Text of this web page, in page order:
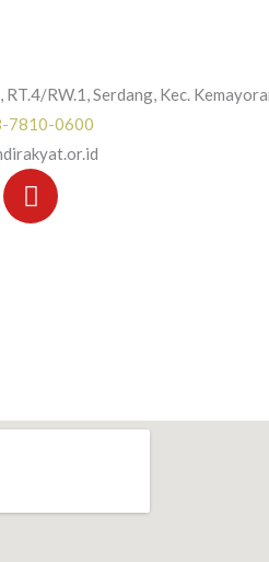
RT.4/RW.1, Serdang, Kec.
7810-0600
Y
o